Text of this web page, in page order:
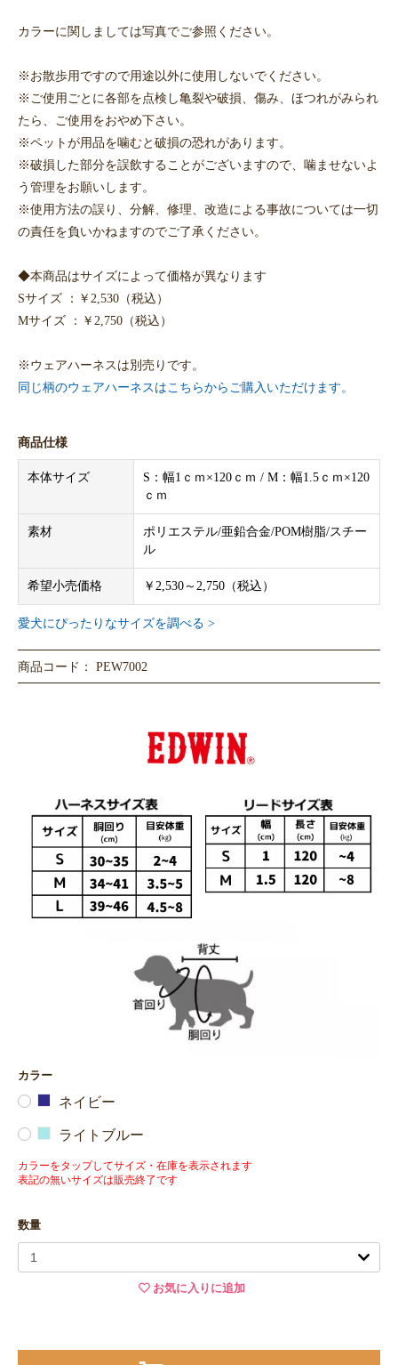
カラーに関しましては写真でご参照ください。
※お散歩用ですので用途以外に使用しないでください。
※ご使用ごとに各部を点検し亀裂や破損、傷み、ほつれがみられ
たら、ご使用をおやめ下さい。
※ペットが用品を噛むと破損の恐れがあります。
※破損した部分を誤飲することがございますので、噛ませないよ
う管理をお願いします。
※使用方法の誤り、分解、修理、改造による事故については一切
の責任を負いかねますのでご了承ください。
◆本商品はサイズによって価格が異なります
Sサイズ ：￥2,530（税込）
Mサイズ ：￥2,750（税込）
※ウェアハーネスは別売りです。
同じ柄のウェアハーネスはこちらからご購入いただけます。
商品仕様
本体サイズ
S：幅1ｃｍ×120ｃｍ / M：幅1.5ｃｍ×120
ｃｍ
素材
ポリエステル/亜鉛合金/POM樹脂/スチー
ル
希望小売価格 ￥2,530～2,750（税込）
愛犬にぴったりなサイズを調べる >
商品コード： PEW7002
カラー
ネイビー
ライトブルー
カラーをタップしてサイズ・在庫を表示されます
表記の無いサイズは販売終了です
数量
お気に入りに追加